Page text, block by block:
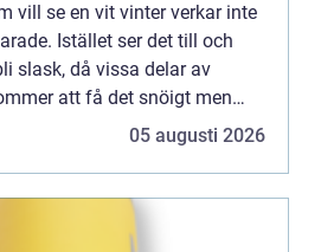
vill se en vit vinter verkar inte
Istället ser det till och
slask, då vissa delar av
att få det snöigt men
05 augusti 2026